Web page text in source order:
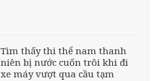
Tìm thấy thi thể nam thanh
niên bị nước cuốn trôi khi đi
xe máy vượt qua cầu tạm